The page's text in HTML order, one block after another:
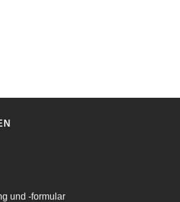
und -formular